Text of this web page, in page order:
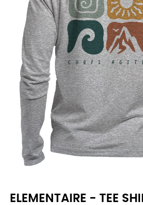
ELEMENTAIRE - TEE